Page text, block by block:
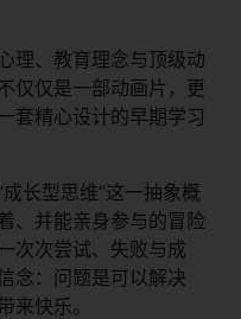
理、教育理念与顶级动
仅仅是一部动画片，更
套精心设计的早期学习
长型思维”这一抽象概
、并能亲身参与的冒险
次次尝试、失败与成
念：问题是可以解决
来快乐。